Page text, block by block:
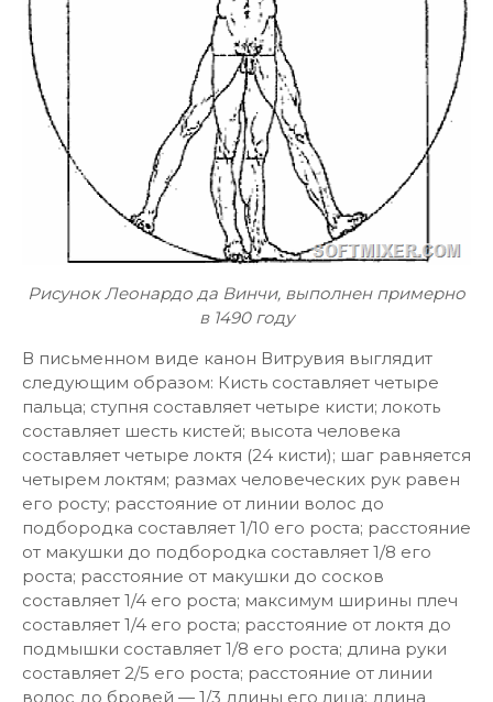
Рисунок Леонардо да Винчи, выполнен примерно
в 1490 году
В письменном виде канон Витрувия выглядит
следующим образом: Кисть составляет четыре
пальца; ступня составляет четыре кисти; локоть
составляет шесть кистей; высота человека
составляет четыре локтя (24 кисти); шаг равняется
четырем локтям; размах человеческих рук равен
его росту; расстояние от линии волос до
подбородка составляет 1/10 его роста; расстояние
от макушки до подбородка составляет 1/8 его
роста; расстояние от макушки до сосков
составляет 1/4 его роста; максимум ширины плеч
составляет 1/4 его роста; расстояние от локтя до
подмышки составляет 1/8 его роста; длина руки
составляет 2/5 его роста; расстояние от линии
волос до бровей — 1/3 длины его лица; длина